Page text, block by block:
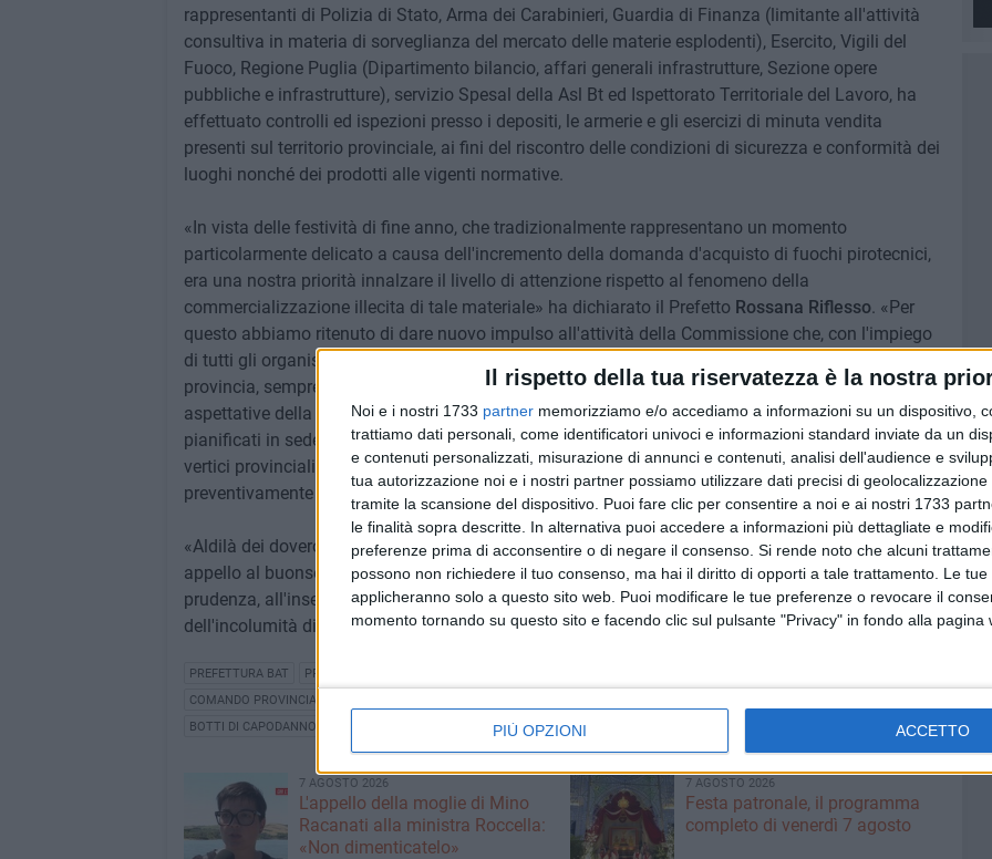
Il rispetto della tua riservatezza è la nostra
Noi e i nostri 1733 partner memorizziamo e/o accediamo a informazioni su un dispositivo,
trattiamo dati personali, come identificatori univoci e informazioni standard inviate da un
e contenuti personalizzati, misurazione di annunci e contenuti, analisi dell'audience e
tua autorizzazione noi e i nostri partner possiamo utilizzare dati precisi di
tramite la scansione del dispositivo. Puoi fare clic per consentire a noi e ai nostri 1733
le finalità sopra descritte. In alternativa puoi accedere a informazioni più dettagliate e
preferenze prima di acconsentire o di negare il consenso. Si rende noto che alcuni
possono non richiedere il tuo consenso, ma hai il diritto di opporti a tale trattamento. Le
applicheranno solo a questo sito web. Puoi modificare le tue preferenze o revocare il
momento tornando su questo sito e facendo clic sul pulsante "Privacy" in fondo alla pagina
PIÙ OPZIONI ACCETTO
rappresentanti di Polizia di Stato, Arma dei Carabinieri, Guardia di Finanza (limitante all'attività
consultiva in materia di sorveglianza del mercato delle materie esplodenti), Esercito, Vigili del
Fuoco, Regione Puglia (Dipartimento bilancio, affari generali infrastrutture, Sezione opere
pubbliche e infrastrutture), servizio Spesal della Asl Bt ed Ispettorato Territoriale del Lavoro, ha
effettuato controlli ed ispezioni presso i depositi, le armerie e gli esercizi di minuta vendita
presenti sul territorio provinciale, ai fini del riscontro delle condizioni di sicurezza e conformità dei
luoghi nonché dei prodotti alle vigenti normative.
«In vista delle festività di fine anno, che tradizionalmente rappresentano un momento
particolarmente delicato a causa dell'incremento della domanda d'acquisto di fuochi pirotecnici,
era una nostra priorità innalzare il livello di attenzione rispetto al fenomeno della
commercializzazione illecita di tale materiale» ha dichiarato il Prefetto Rossana Riflesso. «Per
questo abbiamo ritenuto di dare nuovo impulso all'attività della Commissione che, con l'impiego
di tutti gli organismi direttamente interessati, ha verificato la situazione dei depositi presenti in
provincia, sempre nell'ottica di voler contemperare il necessario livello di sicurezza con le legittime
aspettative della popolazione e del comparto economico interessato. I controlli effettuati,
pianificati in sede di Comitato Provinciale per l'Ordine e la Sicurezza Pubblica unitamente ai
vertici provinciali delle Forze di Polizia, hanno consentito in alcuni casi di intervenire
preventivamente per evitare un uso irregolare di materiale pirotecnico» ha aggiunto.
«Aldilà dei doverosi controlli messi in campo in questi giorni è comunque fondamentale fare
appello al buonsenso da parte della cittadinanza, affinché si possa trascorrere un Capodanno di
prudenza, all'insegna del divertimento ma anche del rigoroso rispetto delle regole a tutela
dell'incolumità di tutti» ha concluso il Prefetto.
PREFETTURA BAT PREFETTO BAT
COMANDO PROVINCIALE GUARDIA DI FINANZA
BOTTI DI CAPODANNO
7 AGOSTO 2026
L'appello della moglie di Mino
Racanati alla ministra Roccella:
«Non dimenticatelo»
7 AGOSTO 2026
Festa patronale, il programma
completo di venerdì 7 agosto